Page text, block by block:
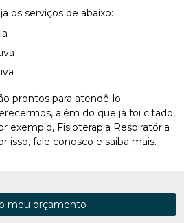
os serviços de abaixo:
prontos para atendê-lo
além do que já foi citado,
exemplo, Fisioterapia Respiratória
isso, fale conosco e saiba mais.
meu orçamento